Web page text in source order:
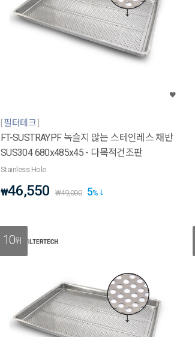
필터테크
FT-SUSTRAYPF 녹슬지 않는 스테인레스 채반
SUS304 680x485x45 - 다목적건조판
Stainless Hole
₩46,550 ₩49,000 5%
10위